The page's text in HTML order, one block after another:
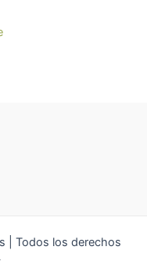
| Todos los derechos